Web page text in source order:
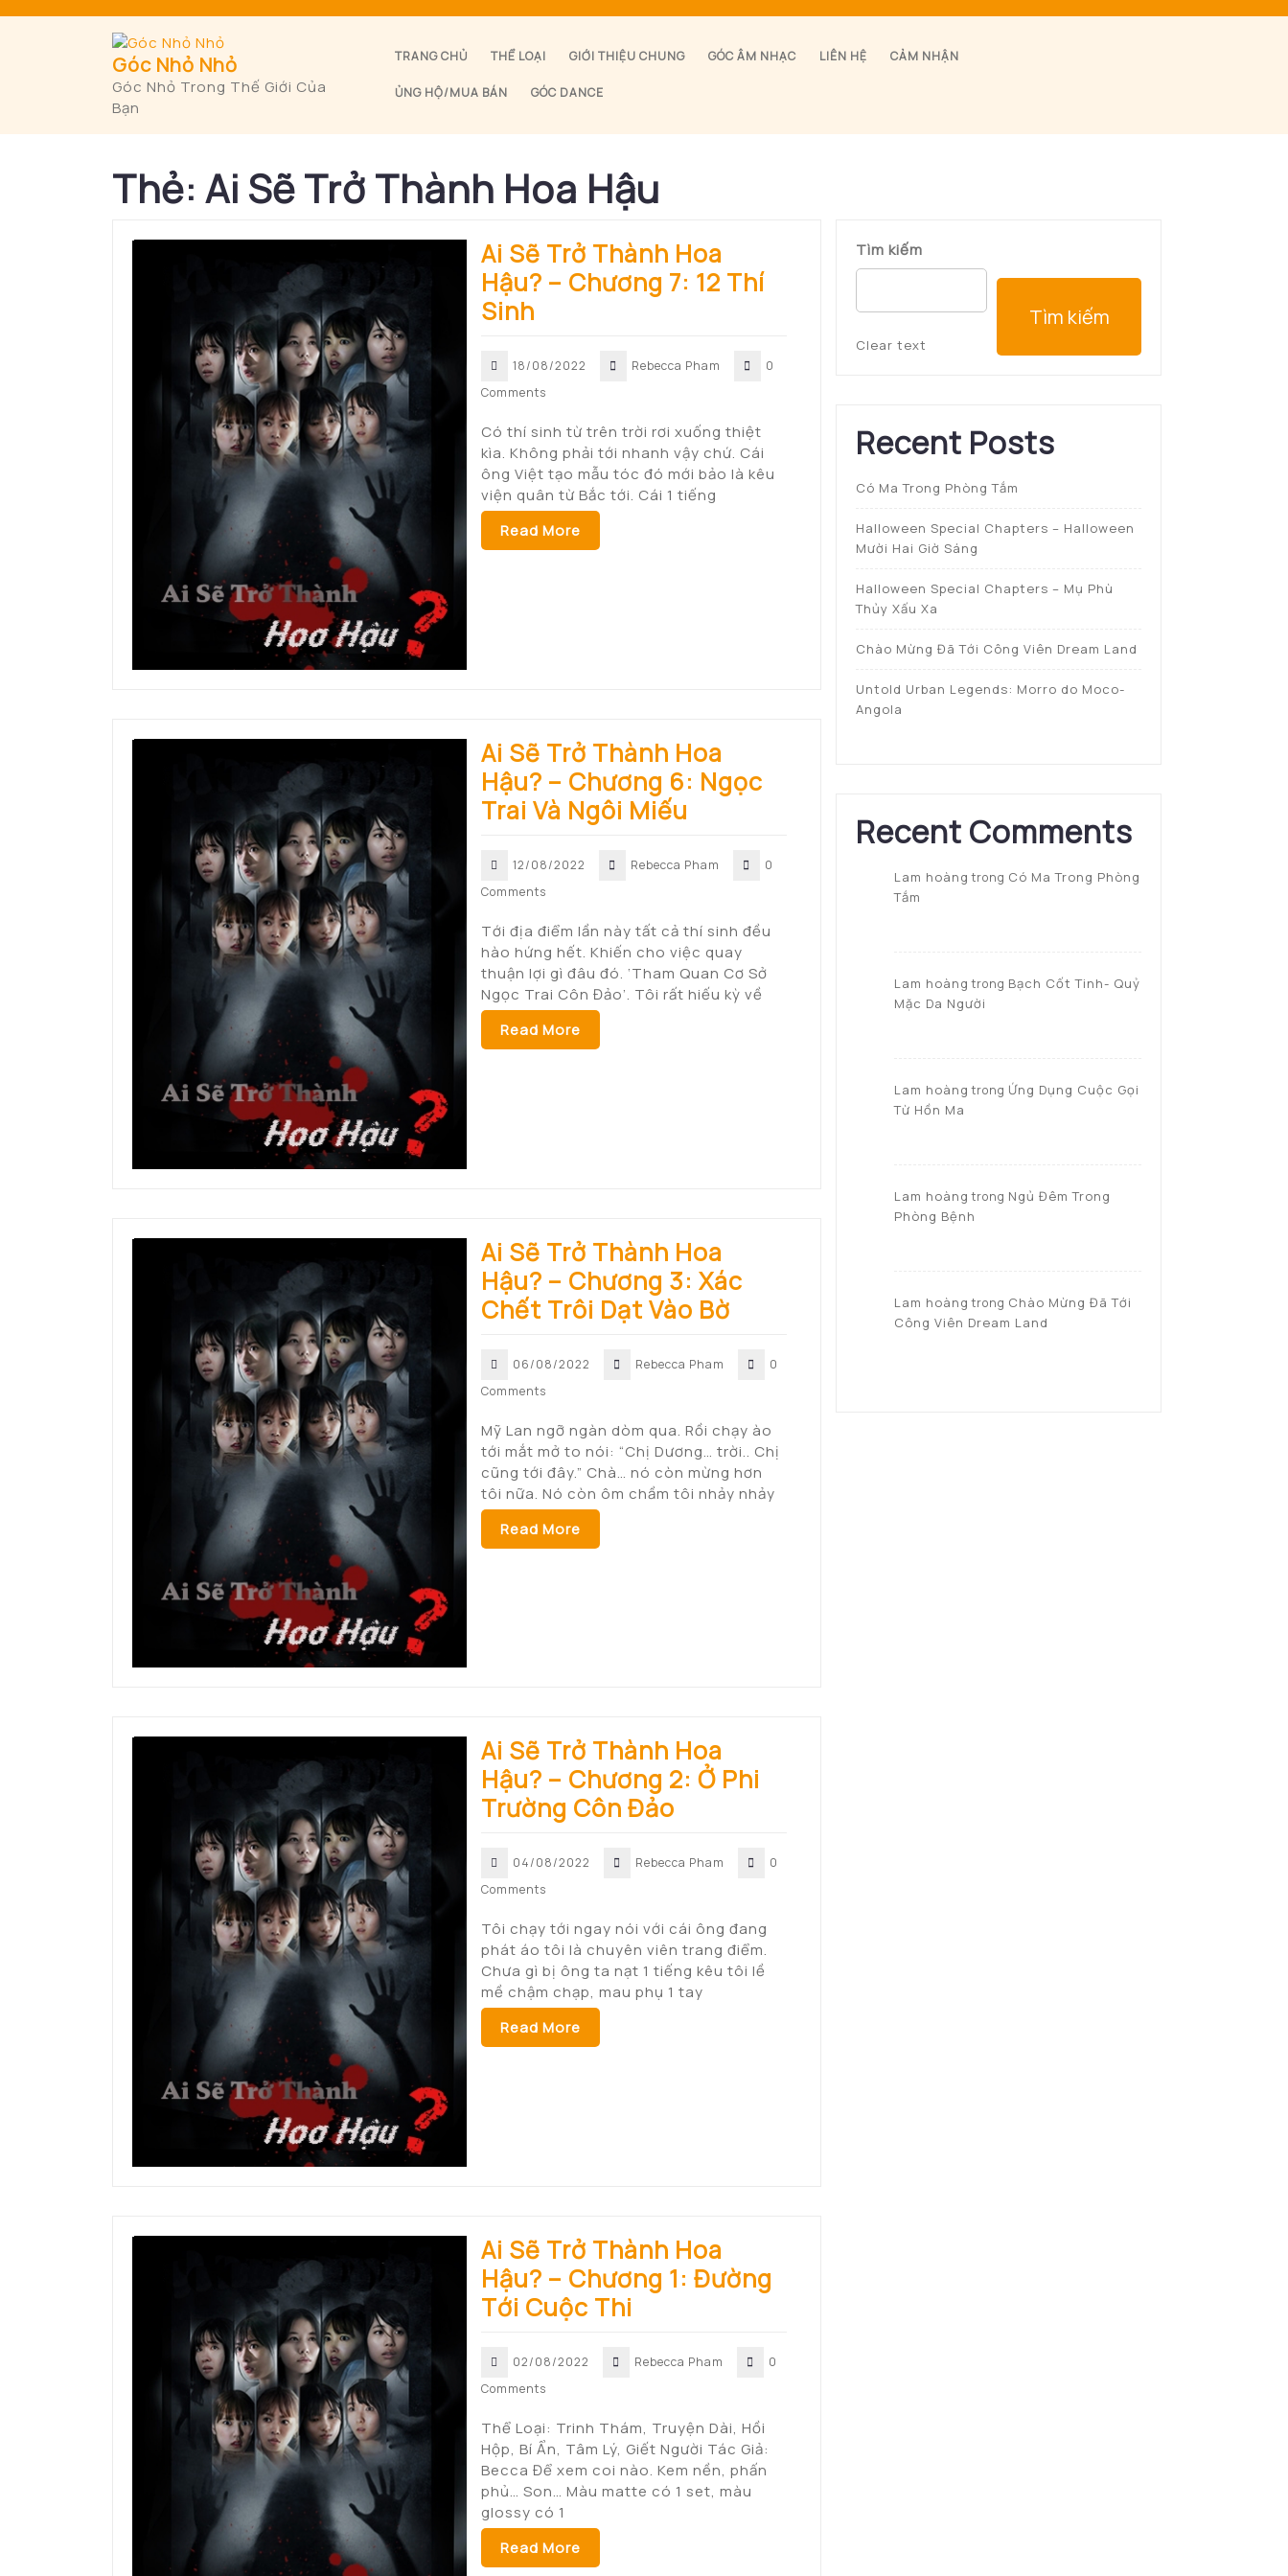
Góc Nhỏ Nhỏ
Góc Nhỏ Trong Thế Giới Của
Bạn
TRANG CHỦ THỂ LOẠI GIỚI THIỆU CHUNG GÓC ÂM NHẠC LIÊN HỆ CẢM NHẬN
ỦNG HỘ/MUA BÁN GÓC DANCE
Thẻ: Ai Sẽ Trở Thành Hoa Hậu
Ai Sẽ Trở Thành Hoa
Hậu? – Chương 7: 12 Thí
Sinh
18/08/2022 Rebecca Pham
0
Comments
Có thí sinh từ trên trời rơi xuống thiệt
kìa. Không phải tới nhanh vậy chứ. Cái
ông Việt tạo mẫu tóc đó mới bảo là kêu
viện quân từ Bắc tới. Cái 1 tiếng
Read More
Ai Sẽ Trở Thành Hoa
Hậu? – Chương 6: Ngọc
Trai Và Ngôi Miếu
12/08/2022 Rebecca Pham
0
Comments
Tới địa điểm lần này tất cả thí sinh đều
hào hứng hết. Khiến cho việc quay
thuận lợi gì đâu đó. ‘Tham Quan Cơ Sở
Ngọc Trai Côn Đảo’. Tôi rất hiếu kỳ về
Read More
Ai Sẽ Trở Thành Hoa
Hậu? – Chương 3: Xác
Chết Trôi Dạt Vào Bờ
06/08/2022 Rebecca Pham
0
Comments
Mỹ Lan ngỡ ngàn dòm qua. Rồi chạy ào
tới mắt mở to nói: “Chị Dương… trời.. Chị
cũng tới đây.” Chà… nó còn mừng hơn
tôi nữa. Nó còn ôm chầm tôi nhảy nhảy
Read More
Ai Sẽ Trở Thành Hoa
Hậu? – Chương 2: Ở Phi
Trường Côn Đảo
04/08/2022 Rebecca Pham
0
Comments
Tôi chạy tới ngay nói với cái ông đang
phát áo tôi là chuyên viên trang điểm.
Chưa gì bị ông ta nạt 1 tiếng kêu tôi lề
mề chậm chạp, mau phụ 1 tay
Read More
Ai Sẽ Trở Thành Hoa
Hậu? – Chương 1: Đường
Tới Cuộc Thi
02/08/2022 Rebecca Pham
0
Comments
Thể Loại: Trinh Thám, Truyện Dài, Hồi
Hộp, Bí Ẩn, Tâm Lý, Giết Người Tác Giả:
Becca Để xem coi nào. Kem nền, phấn
phủ… Son… Màu matte có 1 set, màu
glossy có 1
Read More
Tìm kiếm
Clear text
Tìm kiếm
Recent Posts
Có Ma Trong Phòng Tắm
Halloween Special Chapters – Halloween
Mười Hai Giờ Sáng
Halloween Special Chapters – Mụ Phù
Thủy Xấu Xa
Chào Mừng Đã Tới Công Viên Dream Land
Untold Urban Legends: Morro do Moco-
Angola
Recent Comments
Lam hoàng trong Có Ma Trong Phòng
Tắm
Lam hoàng trong Bạch Cốt Tinh- Quỷ
Mặc Da Người
Lam hoàng trong Ứng Dụng Cuộc Gọi
Từ Hồn Ma
Lam hoàng trong Ngủ Đêm Trong
Phòng Bệnh
Lam hoàng trong Chào Mừng Đã Tới
Công Viên Dream Land